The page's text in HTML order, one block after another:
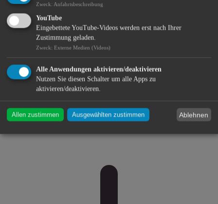
Bildung
Zweck: Anfahrtsbeschreibung
YouTube
Eingebettete YouTube-Videos werden erst nach Ihrer
Zustimmung geladen.
Zweck: Externe Medien (Videos)
Alle Anwendungen aktivieren/deaktivieren
Nutzen Sie diesen Schalter um alle Apps zu
aktivieren/deaktivieren.
Allen zustimmen Ausgewählten zustimmen Ablehnen